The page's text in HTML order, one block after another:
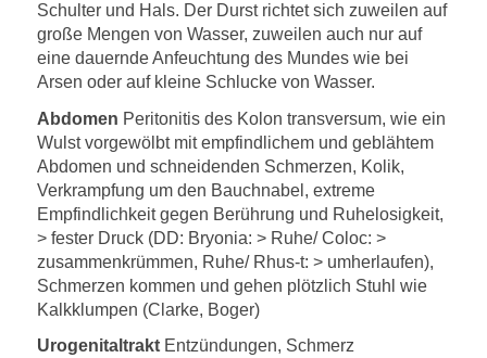
Schulter und Hals. Der Durst richtet sich zuweilen auf
große Mengen von Wasser, zuweilen auch nur auf
eine dauernde Anfeuchtung des Mundes wie bei
Arsen oder auf kleine Schlucke von Wasser.
Abdomen Peritonitis des Kolon transversum, wie ein
Wulst vorgewölbt mit empfindlichem und geblähtem
Abdomen und schneidenden Schmerzen, Kolik,
Verkrampfung um den Bauchnabel, extreme
Empfindlichkeit gegen Berührung und Ruhelosigkeit,
> fester Druck (DD: Bryonia: > Ruhe/ Coloc: >
zusammenkrümmen, Ruhe/ Rhus-t: > umherlaufen),
Schmerzen kommen und gehen plötzlich Stuhl wie
Kalkklumpen (Clarke, Boger)
UrogenitaltraktEntzündungen, Schmerz